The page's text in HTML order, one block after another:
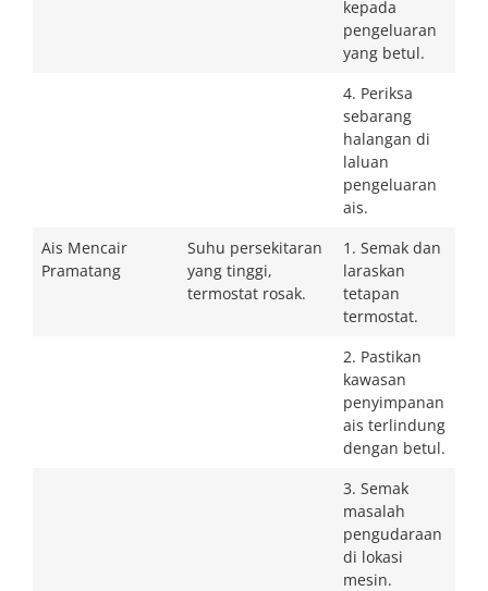
kepada
pengeluaran
yang betul.
4. Periksa
sebarang
halangan di
laluan
pengeluaran
ais.
Ais Mencair
Pramatang
Suhu persekitaran
yang tinggi,
termostat rosak.
1. Semak dan
laraskan
tetapan
termostat.
2. Pastikan
kawasan
penyimpanan
ais terlindung
dengan betul.
3. Semak
masalah
pengudaraan
di lokasi
mesin.